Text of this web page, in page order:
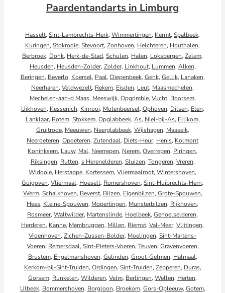
Paardentandarts in Limburg
Hasselt, Sint-Lambrechts-Herk, Wimmertingen, Kermt, Spalbeek,
Kuringen, Stokrooie, Stevoort, Zonhoven, Helchteren, Houthalen,
Berbroek, Donk, Herk-de-Stad, Schulen, Halen, Loksbergen, Zelem,
Heusden, Heusden-Zolder, Zolder, Linkhout, Lummen, Alken,
Beringen, Beverlo, Koersel, Paal, Diepenbeek, Genk, Gellik, Lanaken,
Neerharen, Veldwezelt, Rekem, Eisden, Leut, Maasmechelen,
Mechelen-aan-d Maas, Meeswijk, Opgrimbie, Vucht, Boorsem,
Uikhoven, Kessenich, Kinrooi, Molenbeersel, Ophoven, Dilsen, Elen,
Lanklaar, Rotem, Stokkem, Opglabbeek, As, Niel-bij-As, Ellikom,
Gruitrode, Meeuwen, Neerglabbeek, Wijshagen, Maaseik,
Neeroeteren, Opoeteren, Zutendaal, Diets-Heur, Henis, Kolmont
Koninksem, Lauw, Mal, Neerrepen, Nerem, Overrepen, Piringen,
Riksingen, Rutten, s Herenelderen, Sluizen, Tongeren, Vreren,
Widooie, Herstappe, Kortessem, Vliermaalroot, Wintershoven,
Guigoven, Vliermaal, Hoeselt, Romershoven, Sint-Huibrechts-Hern,
Werm, Schalkhoven, Beverst, Bilzen, Eigenbilzen, Grote-Spouwen,
Hees, Kleine-Spouwen, Mopertingen, Munsterbilzen, Rijkhoven,
Rosmeer, Waltwilder, Martenslinde, Hoelbeek, Genoelselderen,
Herderen, Kanne, Membruggen, Millen, Riemst, Val-Meer, Vlijtingen,
Vroenhoven, Zichen-Zussen-Bolder, Moelingen, Sint-Martens-
Voeren, Remersdaal, Sint-Pieters-Voeren, Teuven, Gravenvoeren,
Brustem, Engelmanshoven, Gelinden, Groot-Gelmen, Halmaal,
Kerkom-bij-Sint-Truiden, Ordingen, Sint-Truiden, Zepperen, Duras,
Gorsem, Runkelen, Wilderen, Velm, Berlingen, Wellen, Herten,
Ulbeek, Bommershoven, Borgloon, Broekom, Gors-Opleeuw, Gotem,